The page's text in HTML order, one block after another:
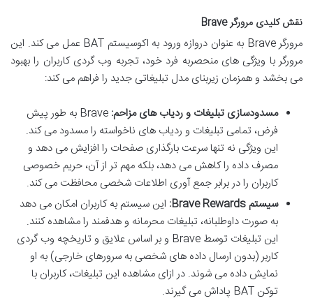
نقش کلیدی مرورگر Brave
مرورگر Brave به عنوان دروازه ورود به اکوسیستم BAT عمل می کند. این
مرورگر با ویژگی های منحصربه فرد خود، تجربه وب گردی کاربران را بهبود
می بخشد و همزمان زیربنای مدل تبلیغاتی جدید را فراهم می کند:
مسدودسازی تبلیغات و ردیاب های مزاحم:
Brave به طور پیش
فرض، تمامی تبلیغات و ردیاب های ناخواسته را مسدود می کند.
این ویژگی نه تنها سرعت بارگذاری صفحات را افزایش می دهد و
مصرف داده را کاهش می دهد، بلکه مهم تر از آن، حریم خصوصی
کاربران را در برابر جمع آوری اطلاعات شخصی محافظت می کند.
سیستم Brave Rewards:
این سیستم به کاربران امکان می دهد
به صورت داوطلبانه، تبلیغات محرمانه و هدفمند را مشاهده کنند.
این تبلیغات توسط Brave و بر اساس علایق و تاریخچه وب گردی
کاربر (بدون ارسال داده های شخصی به سرورهای خارجی) به او
نمایش داده می شوند. در ازای مشاهده این تبلیغات، کاربران با
توکن BAT پاداش می گیرند.